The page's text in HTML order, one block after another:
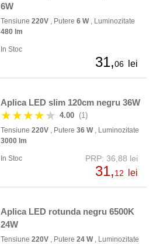
6W
Tensiune 220V , Putere 6 W, Luminozitate
480 lm
In Stoc
31,06 lei
Aplica LED slim 120cm negru 36W
★★★★★ 4.00 (1)
Tensiune 220V , Putere 36 W, Luminozitate
3000 lm
In Stoc PRP: 36,88 lei
31,12 lei
Aplica LED rotunda negru 6500K
24W
Tensiune 220V , Putere 24 W, Luminozitate